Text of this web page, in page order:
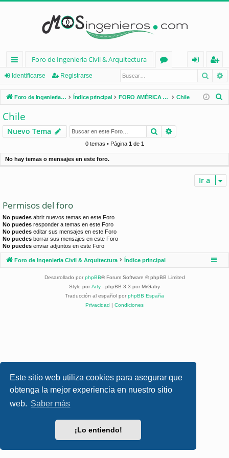
Este sitio web utiliza cookies para asegurar que
obtenga la mejor experiencia en nuestro sitio
web. Saber más
¡Lo entiendo!
nl
ac
es
rá
pi
d
Foro de Ingenieria Civil & Arquitectura
os
nt
ifi
e
eg
ist
ra
Identificarse Registrarse
Foro de Ingenieria Civil & Arquitectura Índice principal FORO AMÉRICA LATINA Chile
r
Chile
Nuevo Tema Buscar
0 temas • Página 1de 1
No hay temas o mensajes en este foro.
Ir a
Permisos del foro
No puedes abrir nuevos temas en este Foro
No puedes responder a temas en este Foro
No puedes editar sus mensajes en este Foro
No puedes borrar sus mensajes en este Foro
No puedes enviar adjuntos en este Foro
Foro de Ingenieria Civil & Arquitectura Índice principal
Desarrollado por phpBB® Forum Software © phpBB Limited
Style por Arty - phpBB 3.3 por MrGaby
Traducción al español por phpBB España
Privacidad | Condiciones